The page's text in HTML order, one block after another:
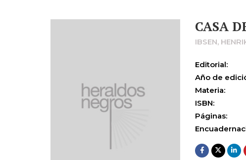
CASA
IBSEN,
Editorial:
Año de
Materia:
ISBN:
Páginas: